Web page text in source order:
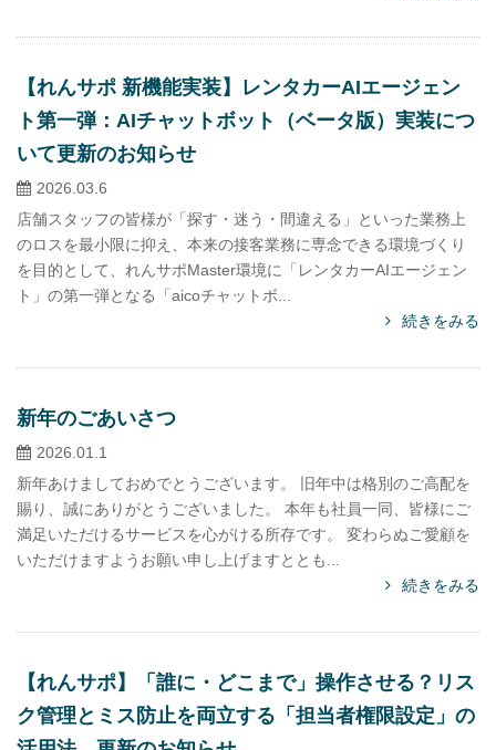
【れんサポ 新機能実装】レンタカーAIエージェン
ト第一弾：AIチャットボット（ベータ版）実装につ
いて更新のお知らせ
2026.03.6
店舗スタッフの皆様が「探す・迷う・間違える」といった業務上
のロスを最小限に抑え、本来の接客業務に専念できる環境づくり
を目的として、れんサポMaster環境に「レンタカーAIエージェン
ト」の第一弾となる「aicoチャットボ...
続きをみる
新年のごあいさつ
2026.01.1
新年あけましておめでとうございます。 旧年中は格別のご高配を
賜り、誠にありがとうございました。 本年も社員一同、皆様にご
満足いただけるサービスを心がける所存です。 変わらぬご愛顧を
いただけますようお願い申し上げますととも...
続きをみる
【れんサポ】「誰に・どこまで」操作させる？リス
ク管理とミス防止を両立する「担当者権限設定」の